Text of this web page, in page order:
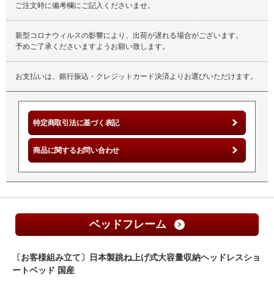
ご注文時に備考欄にご記入くださいませ。
新型コロナウィルスの影響により、出荷が遅れる場合がございます。
予めご了承くださいますようお願い致します。
お支払いは、銀行振込・クレジットカード決済よりお選びいただけます。
特定商取引法に基づく表記
商品に関するお問い合わせ
ベッドフレーム
〔お客様組み立て〕日本製跳ね上げ式大容量収納ヘッドレスショ
ートベッド 国産